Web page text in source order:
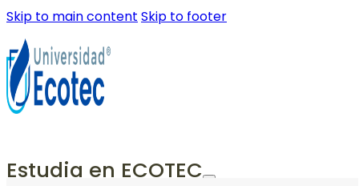
Skip to main content Skip to footer
Estudia en ECOTEC